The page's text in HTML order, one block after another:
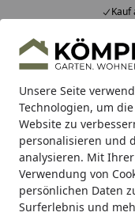
Unsere Seite
Technologien, um
Website zu
personalisieren und
analysieren. Mit
Verwendung von
persönlichen Daten
Surferlebnis und
Kauf
Alle Produkte
Mein Konto
Suchen
Startseite
Compo
Compo
Wählen Sie